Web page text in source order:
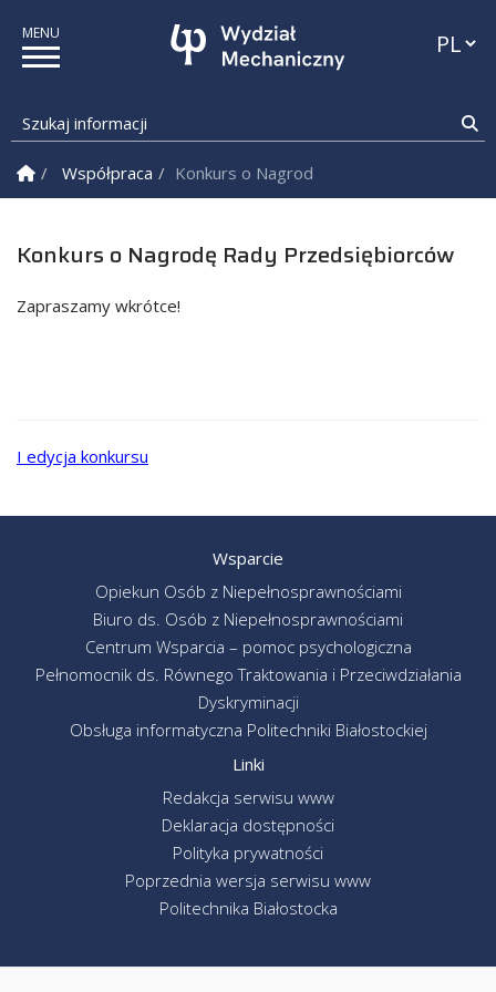
Szukaj informacji
Strona Główna
Współpraca Konkurs o Nagrodę Rady
Konkurs o Nagrodę Rady Przedsiębiorców
Zapraszamy wkrótce!
I edycja konkursu
Wsparcie
Opiekun Osób z Niepełnosprawnościami
Biuro ds. Osób z Niepełnosprawnościami
Centrum Wsparcia – pomoc psychologiczna
Pełnomocnik ds. Równego Traktowania i Przeciwdziałania
Dyskryminacji
Obsługa informatyczna Politechniki Białostockiej
Linki
Redakcja serwisu www
Deklaracja dostępności
Polityka prywatności
Poprzednia wersja serwisu www
Politechnika Białostocka